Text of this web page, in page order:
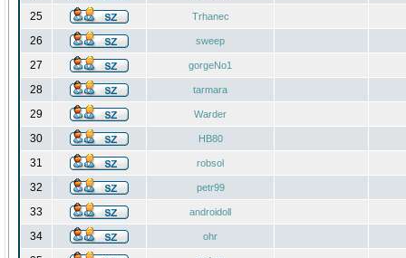
25 Trhanec
26 sweep
27 gorgeNo1
28 tarmara
29 Warder
30 HB80
31 robsol
32 petr99
33 androidoll
34 ohr